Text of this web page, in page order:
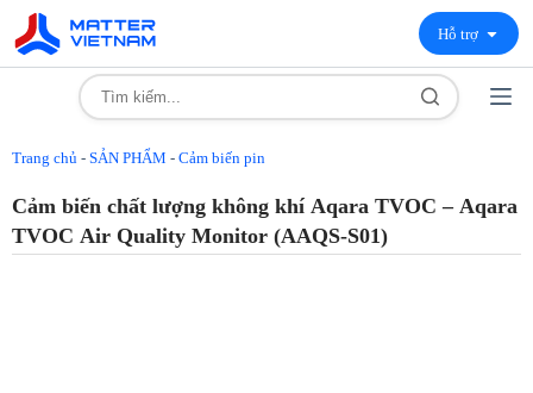
Hỗ trợ
Trang chủ - SẢN PHẨM - Cảm biến pin
Cảm biến chất lượng không khí Aqara TVOC – Aqara
TVOC Air Quality Monitor (AAQS-S01)